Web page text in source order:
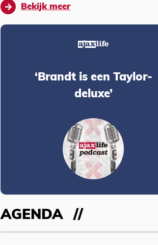
Bekijk meer
‘Brandt is een Taylor-
deluxe’
AGENDA